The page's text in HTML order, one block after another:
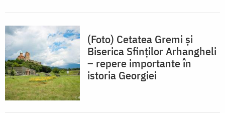
(Foto) Cetatea Gremi și
Biserica Sfinților Arhangheli
– repere importante în
istoria Georgiei